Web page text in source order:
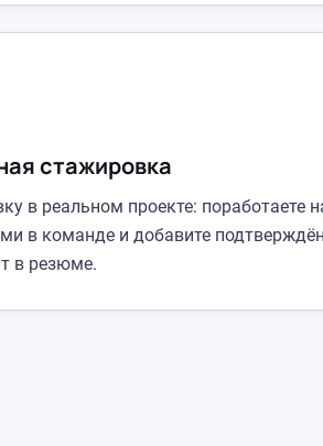
стажировка
в реальном проекте: поработаете
в команде и добавите
в резюме.